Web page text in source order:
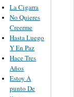
La Cigarra
No Quieres
Creerme
Hasta Luego
Y En Paz
Hace Tres
Años
Estoy A
punto De